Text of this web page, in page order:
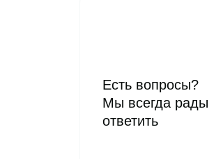
Есть вопросы?
Мы всегда рады
ответить